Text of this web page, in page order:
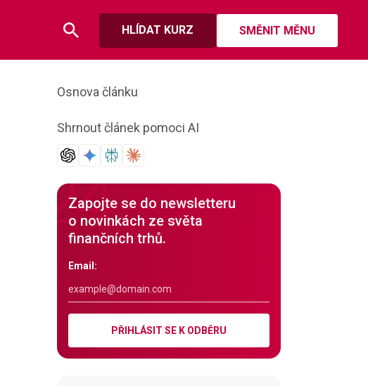
HLÍDAT KURZ SMĚNIT MĚNU
Osnova článku
Shrnout článek pomoci AI
Zapojte se do newsletteru
o novinkách ze světa
finančních trhů.
Email:
PŘIHLÁSIT SE K ODBĚRU